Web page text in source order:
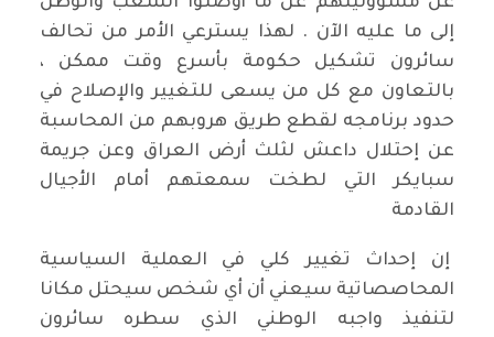
إلى ما عليه الآن . لهذا يسترعي الأمر من تحالف
سائرون تشكيل حكومة بأسرع وقت ممكن ،
بالتعاون مع كل من يسعى للتغيير والإصلاح في
حدود برنامجه لقطع طريق هروبهم من المحاسبة
عن إحتلال داعش لثلث أرض العراق وعن جريمة
سبايكر التي لطخت سمعتهم أمام الأجيال
القادمة
إن إحداث تغيير كلي في العملية السياسية
المحاصصاتية سيعني أن أي شخص سيحتل مكانا
لتنفيذ واجبه الوطني الذي سطره سائرون